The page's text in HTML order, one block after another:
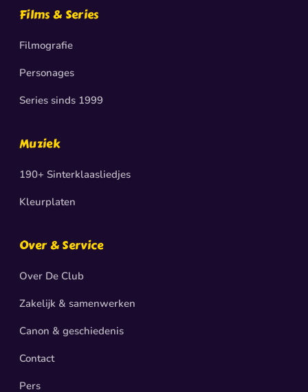
Films & Series
Filmografie
Personages
Series sinds 1999
Muziek
190+ Sinterklaasliedjes
Kleurplaten
Over & Service
Over De Club
Zakelijk & samenwerken
Canon & geschiedenis
Contact
Pers